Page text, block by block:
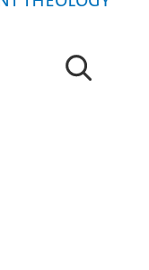
Photo: UHH/Röttger